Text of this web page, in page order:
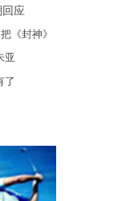
《封神》
亚
了